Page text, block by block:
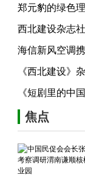
郑元豹的绿色
西北建设杂志
作关系
海信新风空调
号线
《西北建设》
究院组委会主
《短剧里的中
举行
焦点